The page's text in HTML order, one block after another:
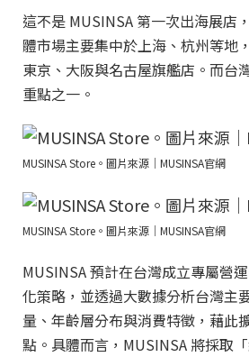
這不是 MUSINSA 第一次出海展店
體市場主要集中於上海、杭州等地
東京、大阪與名古屋旗艦店。而台
重點之一。
MUSINSA Store。圖片來源｜MUSINSA官網
MUSINSA Store。圖片來源｜MUSINSA官網
MUSINSA 預計在台灣成立專屬營
化策略，並透過大數據分析台灣主
量、年齡層分布與消費特徵，藉此
點。具體而言，MUSINSA 將採取